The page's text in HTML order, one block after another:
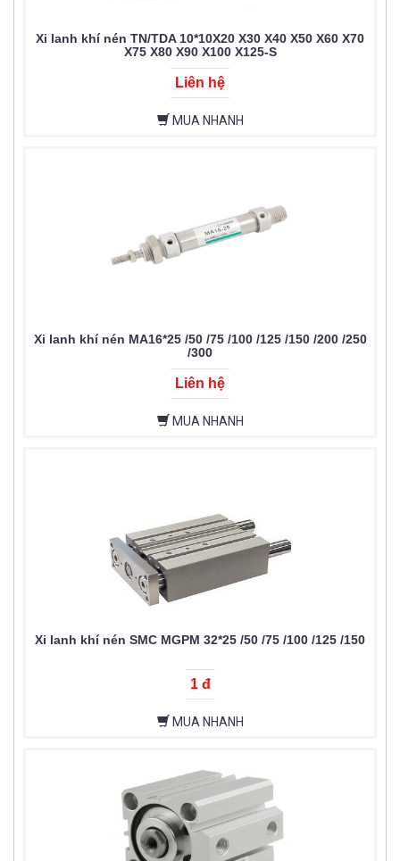
Xi lanh khí nén TN/TDA 10*10X20 X30 X40 X50 X60 X70
X75 X80 X90 X100 X125-S
Liên hệ
MUA NHANH
Xi lanh khí nén MA16*25 /50 /75 /100 /125 /150 /200 /250
/300
Liên hệ
MUA NHANH
Xi lanh khí nén SMC MGPM 32*25 /50 /75 /100 /125 /150
1 đ
MUA NHANH